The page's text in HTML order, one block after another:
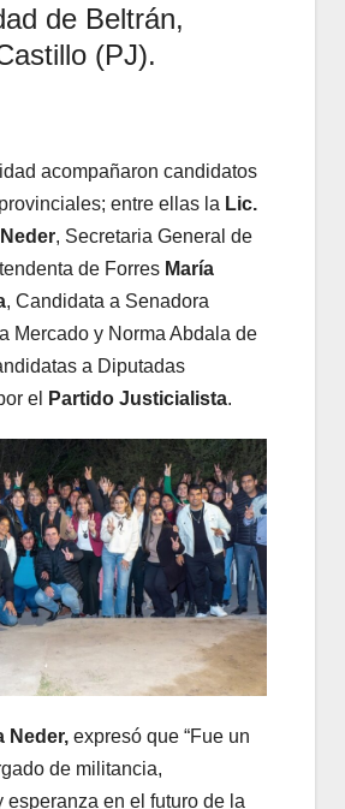
de Beltrán,
(PJ).
acompañaron candidatos
entre ellas la Lic.
, Secretaria General de
de Forres María
, Candidata a Senadora
Mercado y Norma Abdala de
a Diputadas
el
Partido Justicialista.
Neder, expresó que “Fue un
de militancia,
esperanza en el futuro de la